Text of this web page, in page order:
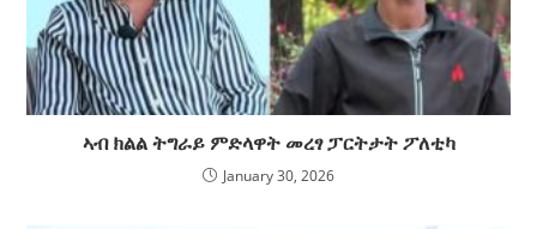
ኣብ ክልል ትግራይ ምድላዋት መረፃ ፓርትታት ፖለቲካ
January 30, 2026